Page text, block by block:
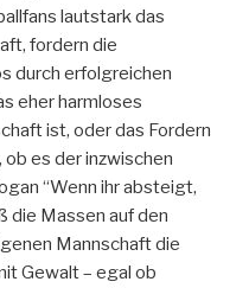
lautstark das
fordern die
durch erfolgreichen
eher harmloses
ist, oder das Fordern
es der inzwischen
“Wenn ihr absteigt,
die Massen auf den
Mannschaft die
Gewalt – egal ob